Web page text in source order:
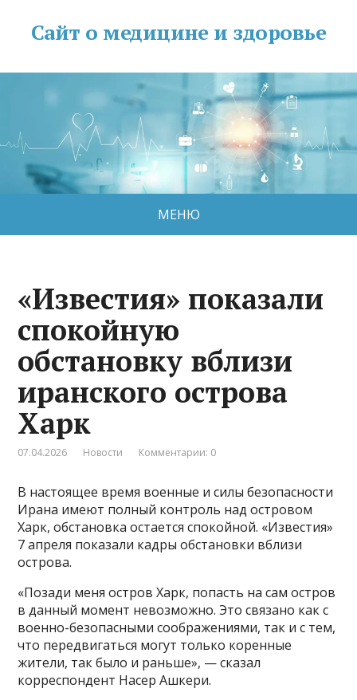
Сайт о медицине и здоровье
МЕНЮ
«Известия» показали
спокойную
обстановку вблизи
иранского острова
Харк
07.04.2026 Новости Комментарии: 0
В настоящее время военные и силы безопасности
Ирана имеют полный контроль над островом
Харк, обстановка остается спокойной. «Известия»
7 апреля показали кадры обстановки вблизи
острова.
«Позади меня остров Харк, попасть на сам остров
в данный момент невозможно. Это связано как с
военно-безопасными соображениями, так и с тем,
что передвигаться могут только коренные
жители, так было и раньше», — сказал
корреспондент Насер Ашкери.